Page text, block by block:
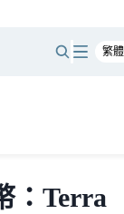
：Terra